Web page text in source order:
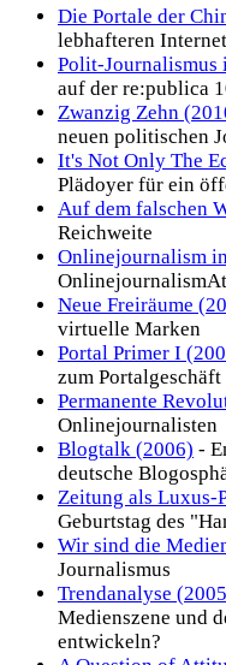
Die Portale der
lebhafteren
Polit-Journalismus
auf der re:publica
Zwanzig Zehn
neuen politischen
It's Not Only The
Plädoyer für ein
Auf dem falschen
Reichweite
Onlinejournalism
Neue Freiräume
virtuelle Marken
Portal Primer I
zum Portalgeschäft
Permanente
Onlinejournalisten
Blogtalk (2006) -
deutsche
Zeitung als Luxus-
Geburtstag des
Wir sind die
Journalismus
Trendanalyse
Medienszene und
entwickeln?